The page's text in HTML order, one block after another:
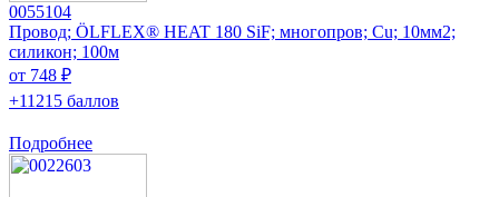
0055104
Провод; ÖLFLEX® HEAT 180 SiF; многопров; Cu; 10мм2;
силикон; 100м
от 748 ₽
+11215 баллов
Подробнее